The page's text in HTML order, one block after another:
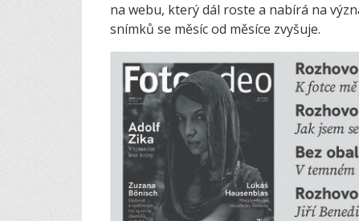
na webu, který dál roste a nabírá na
snímků se měsíc od měsíce zvyšuje.